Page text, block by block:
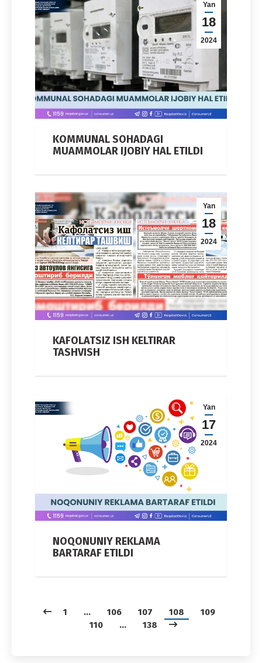
Yan
18
2024
KOMMUNAL SOHADAGI
MUAMMOLAR IJOBIY HAL ETILDI
Yan
18
2024
KAFOLATSIZ ISH KELTIRAR
TASHVISH
Yan
17
2024
NOQONUNIY REKLAMA
BARTARAF ETILDI
1 … 106 107 108
109
110
… 138